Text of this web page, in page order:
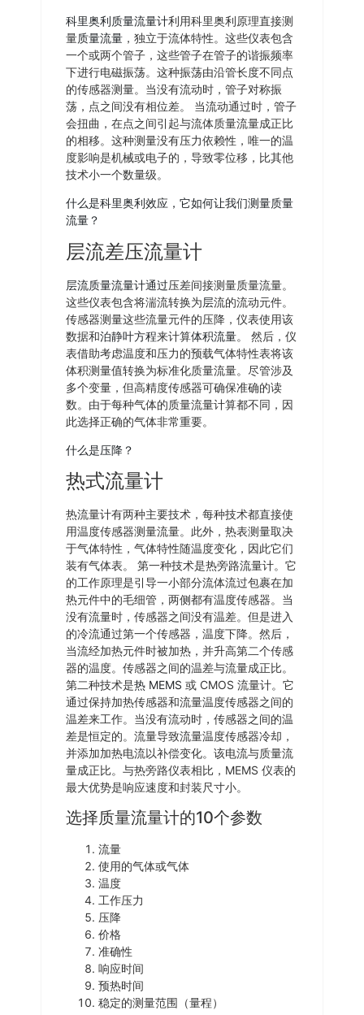
科里奥利质量流量计利用科里奥利原理直接测
量质量流量 ，独立于流体特性。这些仪表包含
一个或两个管子，这些管子在管子的谐振频率
下进行电磁振荡。这种振荡由沿管长度不同点
的传感器测量。当没有流动时，管子对称振
荡，点之间没有相位差。 当流动通过时，管子
会扭曲，在点之间引起与流体质量流量成正比
的相移。这种测量没有压力依赖性，唯一的温
度影响是机械或电子的，导致零位移，比其他
技术小一个数量级。
什么是科里奥利效应，它如何让我们测量质量
流量？
层流差压流量计
层流质量流量计通过压差间接测量质量流量。
这些仪表包含将湍流转换为层流的流动元件。
传感器测量这些流量元件的压降，仪表使用该
数据和泊静叶方程来计算体积流量。 然后，仪
表借助考虑温度和压力的预载气体特性表将该
体积测量值转换为标准化质量流量。尽管涉及
多个变量，但高精度传感器可确保准确的读
数。由于每种气体的质量流量计算都不同，因
此选择正确的气体非常重要。
什么是压降？
热式流量计
热流量计有两种主要技术，每种技术都直接使
用温度传感器测量流量。此外，热表测量取决
于气体特性，气体特性随温度变化，因此它们
装有气体表。 第一种技术是热旁路流量计。它
的工作原理是引导一小部分流体流过包裹在加
热元件中的毛细管，两侧都有温度传感器。当
没有流量时，传感器之间没有温差。但是进入
的冷流通过第一个传感器，温度下降。然后，
当流经加热元件时被加热，并升高第二个传感
器的温度。传感器之间的温差与流量成正比。
第二种技术是热 MEMS 或 CMOS 流量计。它
通过保持加热传感器和流量温度传感器之间的
温差来工作。当没有流动时，传感器之间的温
差是恒定的。流量导致流量温度传感器冷却，
并添加加热电流以补偿变化。该电流与质量流
量成正比。与热旁路仪表相比，MEMS 仪表的
最大优势是响应速度和封装尺寸小。
选择质量流量计的10个参数
流量
使用的气体或气体
温度
工作压力
压降
价格
准确性
响应时间
预热时间
稳定的测量范围（量程）